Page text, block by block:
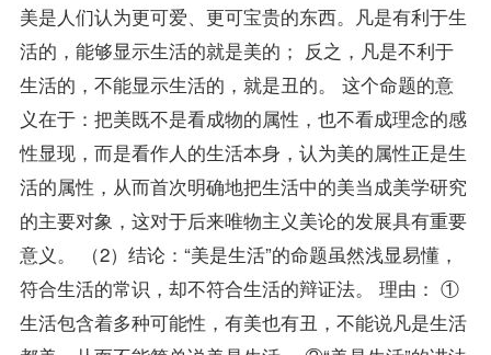
美是人们认为更可爱、更可宝贵的东西。凡是有利于生
活的，能够显示生活的就是美的； 反之，凡是不利于
生活的，不能显示生活的，就是丑的。 这个命题的意
义在于：把美既不是看成物的属性，也不看成理念的感
性显现，而是看作人的生活本身，认为美的属性正是生
活的属性，从而首次明确地把生活中的美当成美学研究
的主要对象，这对于后来唯物主义美论的发展具有重要
意义。 （2）结论：“美是生活”的命题虽然浅显易懂，
符合生活的常识，却不符合生活的辩证法。 理由： ①
生活包含着多种可能性，有美也有丑，不能说凡是生活